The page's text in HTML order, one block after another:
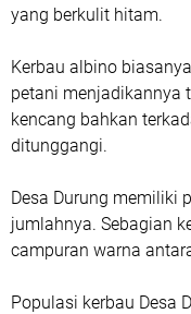
yang berkulit hitam.
Kerbau albino
petani menjadikannya
kencang bahkan
ditunggangi.
Desa Durung memiliki
jumlahnya. Sebagian
campuran warna
Populasi kerbau Desa